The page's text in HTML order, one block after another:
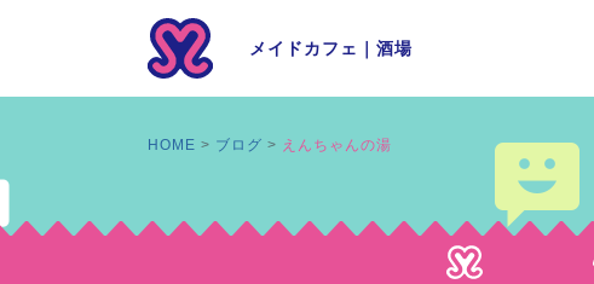
メイドカフェ ｜ 酒場
HOME ブログ えんちゃんの湯